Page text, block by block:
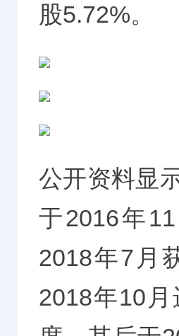
股5.72%。
公开资料显
于2016年
2018年7月
2018年10